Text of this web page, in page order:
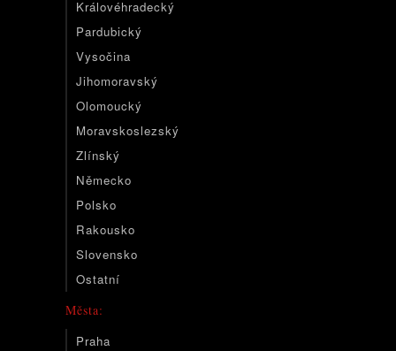
Královéhradecký
Pardubický
Vysočina
Jihomoravský
Olomoucký
Moravskoslezský
Zlínský
Německo
Polsko
Rakousko
Slovensko
Ostatní
Města:
Praha